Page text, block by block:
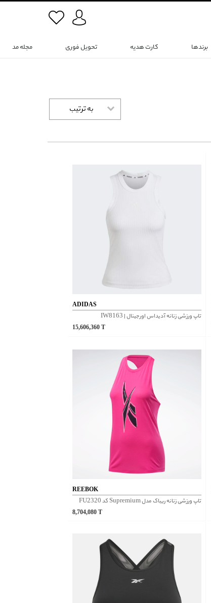
برندها کارت هدیه تحویل فوری مجله مد
به ترتیب
ADIDAS
تاپ ورزشی زنانه آدیداس اورجینال |‌ IW8163
15,606,360 T
REEBOK
تاپ ورزشی زنانه ریباک مدل Supremium کد FU2320
8,704,080 T